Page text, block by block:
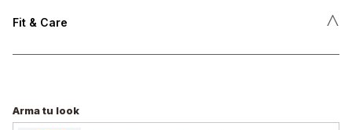
Fit & Care ˄
Arma tu look